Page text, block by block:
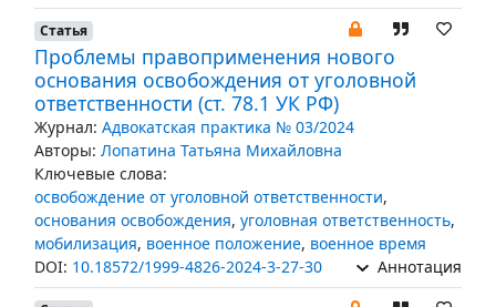
Статья
Проблемы правоприменения нового
основания освобождения от уголовной
ответственности (ст. 78.1 УК РФ)
Журнал: Адвокатская практика № 03/2024
Авторы: Лопатина Татьяна Михайловна
Ключевые слова:
освобождение от уголовной ответственности,
основания освобождения, уголовная ответственность,
мобилизация, военное положение, военное время
DOI: 10.18572/1999-4826-2024-3-27-30 Аннотация